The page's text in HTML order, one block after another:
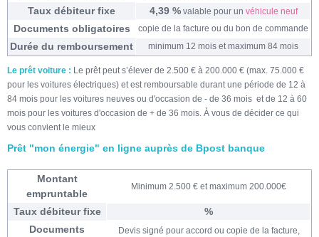
Taux débiteur fixe 4,39 %valable pour un véhicule neuf
Documents obligatoires copie de la facture ou du bon de commande
Durée du remboursement minimum 12 mois et maximum 84 mois
Le prêt voiture : Le prêt peut s’élever de 2.500 € à 200.000 € (max. 75.000 €
pour les voitures électriques) et est remboursable durant une période de 12 à
84 mois pour les voitures neuves ou d'occasion de - de 36 mois et de 12 à 60
mois pour les voitures d'occasion de + de 36 mois. À vous de décider ce qui
vous convient le mieux
Prêt "mon énergie" en ligne auprès de Bpost banque
Montant
empruntable
Minimum 2.500 € et maximum 200.000€
Taux débiteur fixe
%
Documents
Devis signé pour accord ou copie de la facture,